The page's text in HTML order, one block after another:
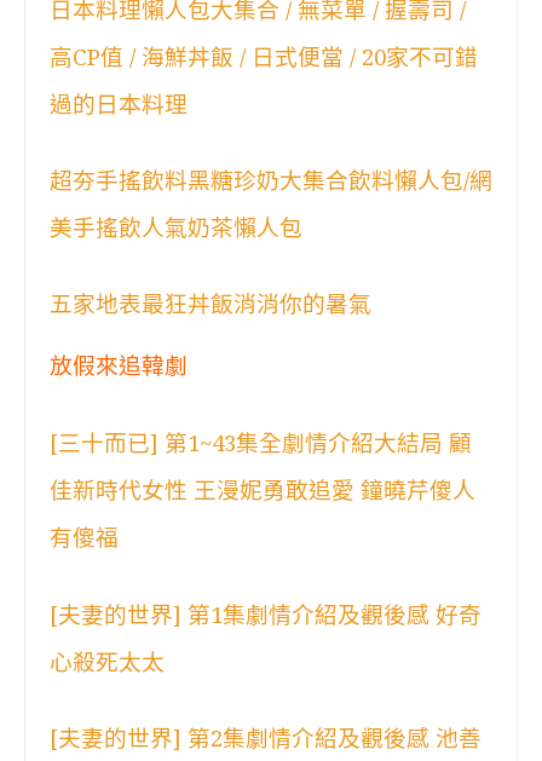
日本料理懶人包大集合 / 無菜單 / 握壽司 /
高CP值 / 海鮮丼飯 / 日式便當 / 20家不可錯
過的日本料理
超夯手搖飲料黑糖珍奶大集合飲料懶人包/網
美手搖飲人氣奶茶懶人包
五家地表最狂丼飯消消你的暑氣
放假來追韓劇
[三十而已] 第1~43集全劇情介紹大結局 顧
佳新時代女性 王漫妮勇敢追愛 鐘曉芹傻人
有傻福
[夫妻的世界] 第1集劇情介紹及觀後感 好奇
心殺死太太
[夫妻的世界] 第2集劇情介紹及觀後感 池善